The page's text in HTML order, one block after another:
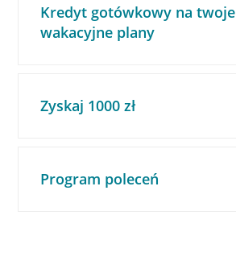
Kredyt gotówkowy na twoje
wakacyjne plany
Zyskaj 1000 zł
Program poleceń